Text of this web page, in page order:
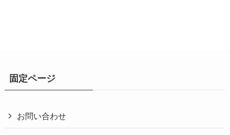
固定ページ
お問い合わせ